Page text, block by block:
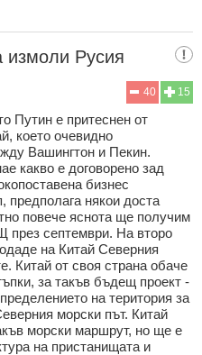
измоли Русия
15
40
Путин е притеснен от
което очевидно
Вашингтон и Пекин.
какво е договорено зад
бизнес
предполага някои доста
повече яснота ще получим
септември. На второ
на Китай Северния
Китай от своя страна обаче
за такъв бъдещ проект -
на територия за
морски път. Китай
морски маршрут, но ще е
на пристанищата и